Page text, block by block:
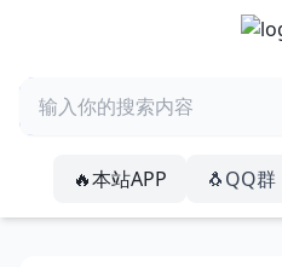
🔥本站APP 🐧QQ群